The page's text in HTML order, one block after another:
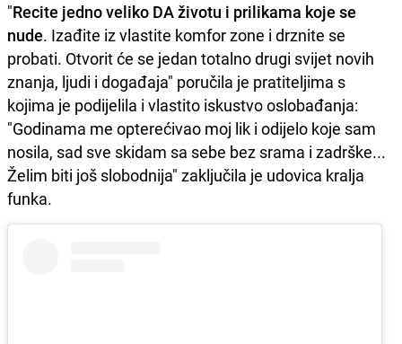
"Recite jedno veliko DA životu i prilikama koje se
nude. Izađite iz vlastite komfor zone i drznite se
probati. Otvorit će se jedan totalno drugi svijet novih
znanja, ljudi i događaja" poručila je pratiteljima s
kojima je podijelila i vlastito iskustvo oslobađanja:
"Godinama me opterećivao moj lik i odijelo koje sam
nosila, sad sve skidam sa sebe bez srama i zadrške...
Želim biti još slobodnija" zaključila je udovica kralja
funka.